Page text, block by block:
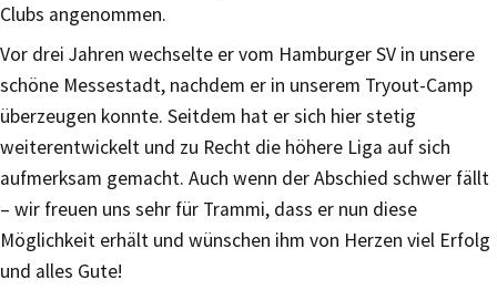
Clubs angenommen.
Vor drei Jahren wechselte er vom Hamburger SV in unsere
schöne Messestadt, nachdem er in unserem Tryout-Camp
überzeugen konnte. Seitdem hat er sich hier stetig
weiterentwickelt und zu Recht die höhere Liga auf sich
aufmerksam gemacht. Auch wenn der Abschied schwer fällt
– wir freuen uns sehr für Trammi, dass er nun diese
Möglichkeit erhält und wünschen ihm von Herzen viel Erfolg
und alles Gute!